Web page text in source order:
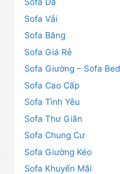
Sofa Da
Sofa Vải
Sofa Băng
Sofa Giá Rẻ
Sofa Giường – Sofa Bed
Sofa Cao Cấp
Sofa Tình Yêu
Sofa Thư Giãn
Sofa Chung Cư
Sofa Giường Kéo
Sofa Khuyến Mãi